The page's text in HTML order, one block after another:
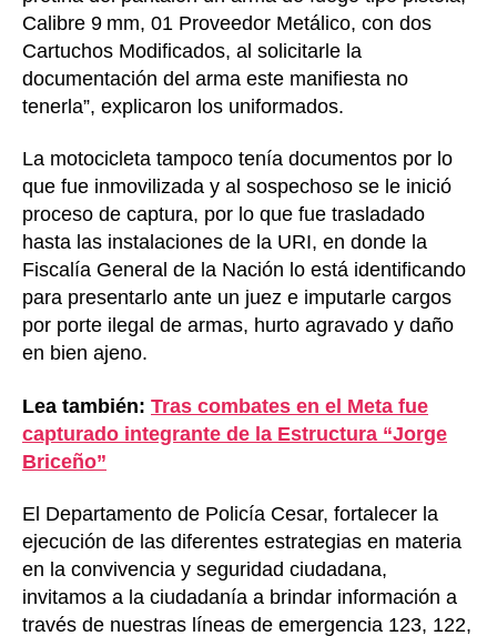
Calibre 9 mm, 01 Proveedor Metálico, con dos
Cartuchos Modificados, al solicitarle la
documentación del arma este manifiesta no
tenerla”, explicaron los uniformados.
La motocicleta tampoco tenía documentos por lo
que fue inmovilizada y al sospechoso se le inició
proceso de captura, por lo que fue trasladado
hasta las instalaciones de la URI, en donde la
Fiscalía General de la Nación lo está identificando
para presentarlo ante un juez e imputarle cargos
por porte ilegal de armas, hurto agravado y daño
en bien ajeno.
Lea también: Tras combates en el Meta fue
capturado integrante de la Estructura “Jorge
Briceño”
El Departamento de Policía Cesar, fortalecer la
ejecución de las diferentes estrategias en materia
en la convivencia y seguridad ciudadana,
invitamos a la ciudadanía a brindar información a
través de nuestras líneas de emergencia 123, 122,